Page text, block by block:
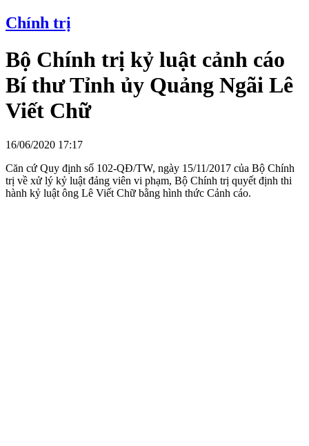
Chính trị
Bộ Chính trị kỷ luật cảnh cáo
Bí thư Tỉnh ủy Quảng Ngãi Lê
Viết Chữ
16/06/2020 17:17
Căn cứ Quy định số 102-QĐ/TW, ngày 15/11/2017 của Bộ Chính
trị về xử lý kỷ luật đảng viên vi phạm, Bộ Chính trị quyết định thi
hành kỷ luật ông Lê Viết Chữ bằng hình thức Cảnh cáo.